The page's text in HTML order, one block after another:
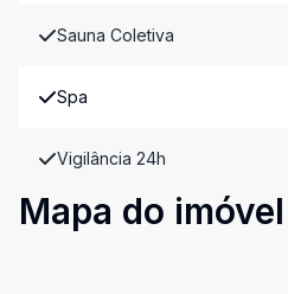
Sauna Coletiva
Spa
Vigilância 24h
Mapa do imóvel